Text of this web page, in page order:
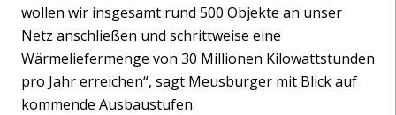
wollen wir insgesamt rund 500 Objekte an unser
Netz anschließen und schrittweise eine
Wärmeliefermenge von 30 Millionen Kilowattstunden
pro Jahr erreichen“, sagt Meusburger mit Blick auf
kommende Ausbaustufen.